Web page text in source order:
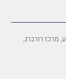
המדע, מרכז רורברג,